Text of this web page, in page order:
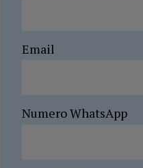
Email
Numero WhatsApp